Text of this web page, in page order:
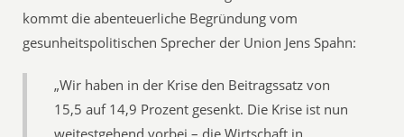
kommt die abenteuerliche Begründung vom
gesunheitspolitischen Sprecher der Union Jens Spahn:
„Wir haben in der Krise den Beitragssatz von
15,5 auf 14,9 Prozent gesenkt. Die Krise ist nun
weitestgehend vorbei – die Wirtschaft in